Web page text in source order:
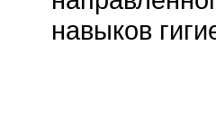
навыков